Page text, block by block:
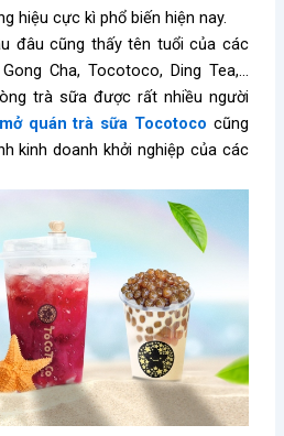
hiệu cực kì phổ biến hiện nay.
đâu cũng thấy tên tuổi của các
Cha, Tocotoco, Ding Tea,…
trà sữa được rất nhiều người
mở quán trà sữa Tocotoco cũng
kinh doanh khởi nghiệp của các